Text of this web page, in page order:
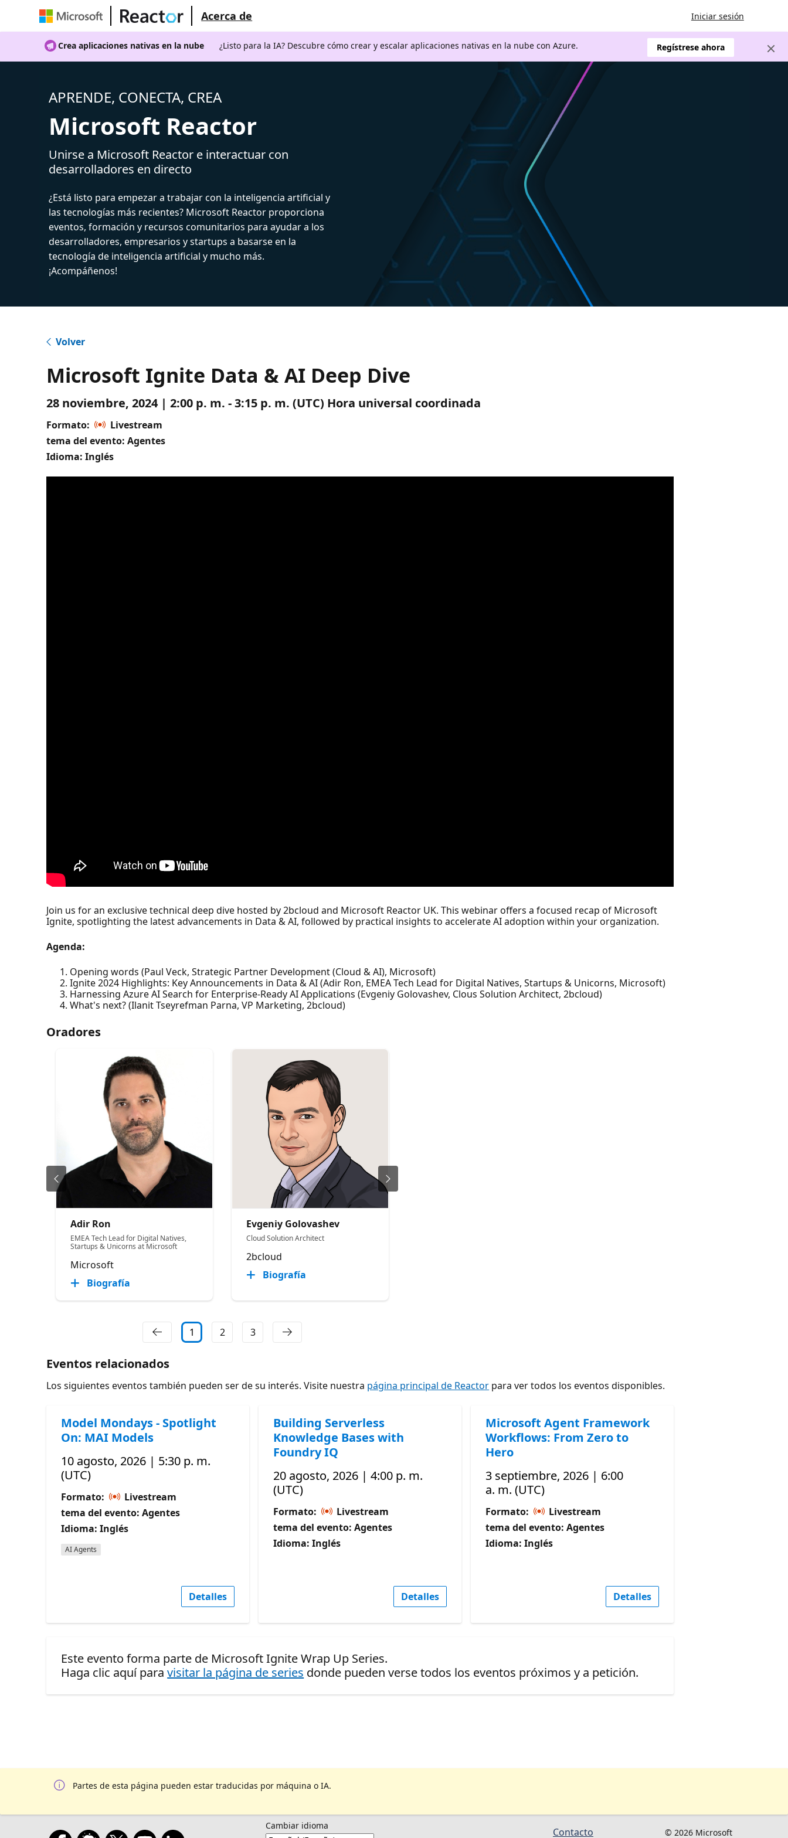
Acerca de Iniciar sesión
Crea aplicaciones nativas en la nube ¿Listo para la IA? Descubre cómo crear y escalar aplicaciones nativas en la nube con Azure. Regístrese ahora
APRENDE, CONECTA, CREA
Microsoft Reactor
Unirse a Microsoft Reactor e interactuar con
desarrolladores en directo
¿Está listo para empezar a trabajar con la inteligencia artificial y
las tecnologías más recientes? Microsoft Reactor proporciona
eventos, formación y recursos comunitarios para ayudar a los
desarrolladores, empresarios y startups a basarse en la
tecnología de inteligencia artificial y mucho más.
¡Acompáñenos!
Volver
Microsoft Ignite Data & AI Deep Dive
28 noviembre, 2024 | 2:00 p. m. - 3:15 p. m. (UTC) Hora universal coordinada
Formato:
Livestream
tema del evento: Agentes
Idioma: Inglés
Join us for an exclusive technical deep dive hosted by 2bcloud and Microsoft Reactor UK. This webinar offers a focused recap of Microsoft
Ignite, spotlighting the latest advancements in Data & AI, followed by practical insights to accelerate AI adoption within your organization.
Agenda:
Opening words (Paul Veck, Strategic Partner Development (Cloud & AI), Microsoft)
Ignite 2024 Highlights: Key Announcements in Data & AI (Adir Ron, EMEA Tech Lead for Digital Natives, Startups & Unicorns, Microsoft)
Harnessing Azure AI Search for Enterprise-Ready AI Applications (Evgeniy Golovashev, Clous Solution Architect, 2bcloud)
What's next? (Ilanit Tseyrefman Parna, VP Marketing, 2bcloud)
Oradores
Adir Ron
EMEA Tech Lead for Digital Natives,
Startups & Unicorns at Microsoft
Microsoft
Biografía
Evgeniy Golovashev
Cloud Solution Architect
2bcloud
Biografía
1 2 3
Eventos relacionados
Los siguientes eventos también pueden ser de su interés. Visite nuestra página principal de Reactor para ver todos los eventos disponibles.
Model Mondays - Spotlight
On: MAI Models
10 agosto, 2026 | 5:30 p. m.
(UTC)
Formato:
Livestream
tema del evento: Agentes
Idioma: Inglés
AI Agents
Detalles
Building Serverless
Knowledge Bases with
Foundry IQ
20 agosto, 2026 | 4:00 p. m.
(UTC)
Formato:
Livestream
tema del evento: Agentes
Idioma: Inglés
Detalles
Microsoft Agent Framework
Workflows: From Zero to
Hero
3 septiembre, 2026 | 6:00
a. m. (UTC)
Formato:
Livestream
tema del evento: Agentes
Idioma: Inglés
Detalles
Este evento forma parte de Microsoft Ignite Wrap Up Series.
Haga clic aquí paravisitar la página de series donde pueden verse todos los eventos próximos y a petición.
Partes de esta página pueden estar traducidas por máquina o IA.
Cambiar idioma
Contacto © 2026 Microsoft